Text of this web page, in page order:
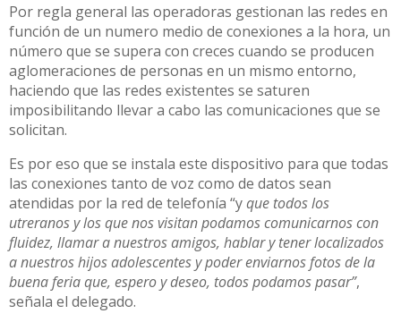
Por regla general las operadoras gestionan las redes en
función de un numero medio de conexiones a la hora, un
número que se supera con creces cuando se producen
aglomeraciones de personas en un mismo entorno,
haciendo que las redes existentes se saturen
imposibilitando llevar a cabo las comunicaciones que se
solicitan.
Es por eso que se instala este dispositivo para que todas
las conexiones tanto de voz como de datos sean
atendidas por la red de telefonía “yque todos los
utreranos y los que nos visitan podamos comunicarnos con
fluidez, llamar a nuestros amigos, hablar y tener localizados
a nuestros hijos adolescentes y poder enviarnos fotos de la
buena feria que, espero y deseo, todos podamos pasar”,
señala el delegado.